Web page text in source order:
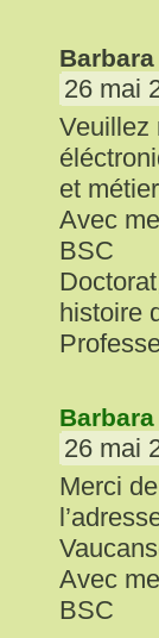
26 mai
Veuillez
et
Avec
BSC
histoire
26 mai
Merci
Avec
BSC